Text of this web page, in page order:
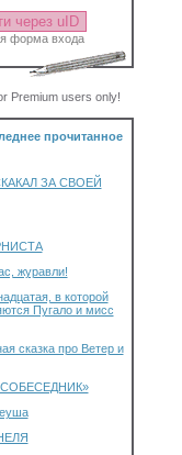
через uID
форма входа
Premium users only!
прочитанное
ЗА СВОЕЙ
журавли!
в которой
Пугало и мисс
сказка про Ветер и